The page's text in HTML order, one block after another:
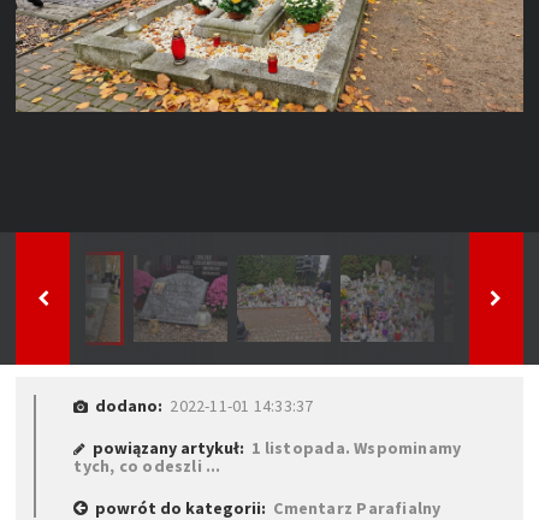
dodano: 2022-11-01 14:33:37
powiązany artykuł: 1 listopada. Wspominamy
tych, co odeszli ...
powrót do kategorii: Cmentarz Parafialny